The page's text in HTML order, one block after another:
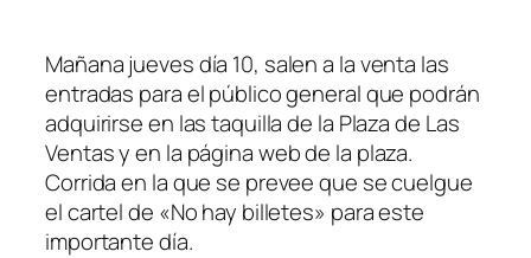
Mañana jueves día 10, salen a la venta las
entradas para el público general que podrán
adquirirse en las taquilla de la Plaza de Las
Ventas y en la página web de la plaza.
Corrida en la que se prevee que se cuelgue
el cartel de «No hay billetes» para este
importante día.